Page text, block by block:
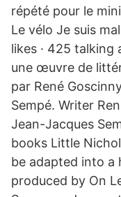
répété pour le
Le vélo Je suis
likes · 425 talking
une œuvre de
par René
Sempé. Writer
Jean-Jacques
books Little
be adapted into
produced by On